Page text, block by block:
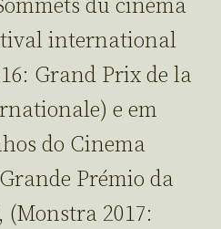
du cinéma
international
Grand Prix de la
e em
do Cinema
Prémio da
(Monstra 2017: